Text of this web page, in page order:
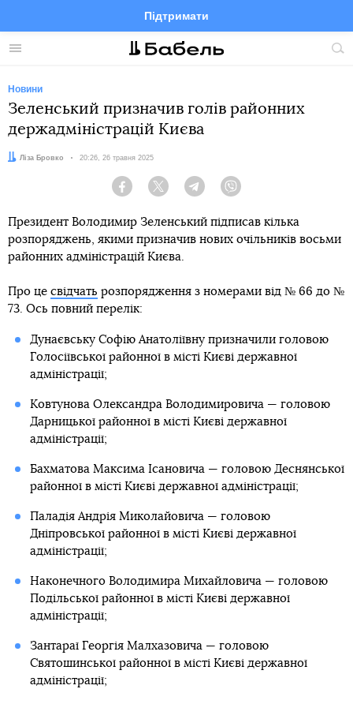
Меню
Підтримати
FacebookTelegramTwitter
Новини
Зеленський призначив голів районних
держадміністрацій Києва
Автор:
Ліза Бровко Дата:
20:26, 26 травня 2025
Facebook Twitter Telegram
Президент Володимир Зеленський підписав кілька
розпоряджень, якими призначив нових очільників восьми
районних адміністрацій Києва.
Про це свідчать розпорядження з номерами від № 66 до №
73. Ось повний перелік:
Дунаєвську Софію Анатоліївну призначили головою
Голосіївської районної в місті Києві державної
адміністрації;
Ковтунова Олександра Володимировича — головою
Дарницької районної в місті Києві державної
адміністрації;
Бахматова Максима Ісановича — головою Деснянської
районної в місті Києві державної адміністрації;
Паладія Андрія Миколайовича — головою
Дніпровської районної в місті Києві державної
адміністрації;
Наконечного Володимира Михайловича — головою
Подільської районної в місті Києві державної
адміністрації;
Зантараї Георгія Малхазовича — головою
Святошинської районної в місті Києві державної
адміністрації;